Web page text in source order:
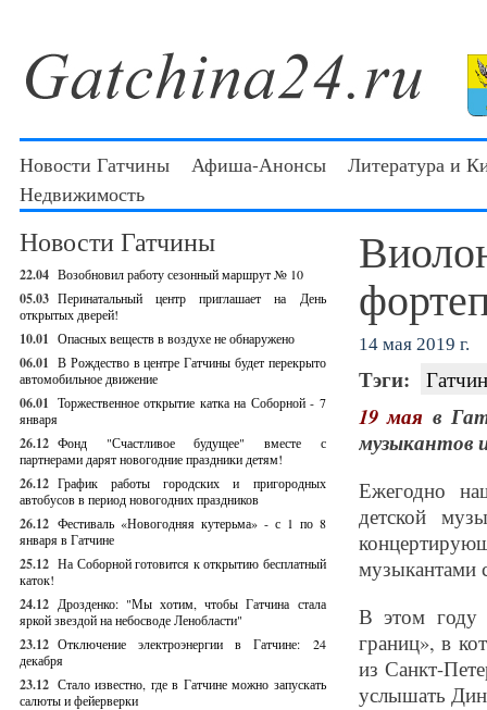
Новости Гатчины Афиша-Анонсы
Литература и
Недвижимость
Новости Гатчины
22.04 Возобновил работу сезонный маршрут № 10
05.03 Перинатальный центр приглашает на День
открытых дверей!
10.01 Опасных веществ в воздухе не обнаружено
06.01 В Рождество в центре Гатчины будет перекрыто
автомобильное движение
06.01 Торжественное открытие катка на Соборной - 7
января
26.12 Фонд "Счастливое будущее" вместе с
партнерами дарят новогодние праздники детям!
26.12 График работы городских и пригородных
автобусов в период новогодних праздников
26.12 Фестиваль «Новогодняя кутерьма» - с 1 по 8
января в Гатчине
25.12 На Соборной готовится к открытию бесплатный
каток!
24.12 Дрозденко: "Мы хотим, чтобы Гатчина стала
яркой звездой на небосводе Ленобласти"
23.12 Отключение электроэнергии в Гатчине: 24
декабря
23.12 Стало известно, где в Гатчине можно запускать
салюты и фейерверки
14 мая 2019 г.
Тэги:
19 мая в
музыкантов
Ежегодно
детской
музыкантами
В этом году
границ», в
из Санкт-
услышать